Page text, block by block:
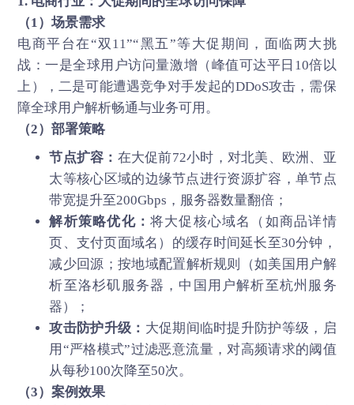
（1）场景需求
电商平台在“双11”“黑五”等大促期间，面临两大挑
战：一是全球用户访问量激增（峰值可达平日10倍以
上），二是可能遭遇竞争对手发起的DDoS攻击，需保
障全球用户解析畅通与业务可用。
（2）部署策略
节点扩容： 在大促前72小时，对北美、欧洲、亚
太等核心区域的边缘节点进行资源扩容，单节点
带宽提升至200Gbps，服务器数量翻倍；
解析策略优化： 将大促核心域名（如商品详情
页、支付页面域名）的缓存时间延长至30分钟，
减少回源；按地域配置解析规则（如美国用户解
析至洛杉矶服务器，中国用户解析至杭州服务
器）；
攻击防护升级： 大促期间临时提升防护等级，启
用“严格模式”过滤恶意流量，对高频请求的阈值
从每秒100次降至50次。
（3）案例效果